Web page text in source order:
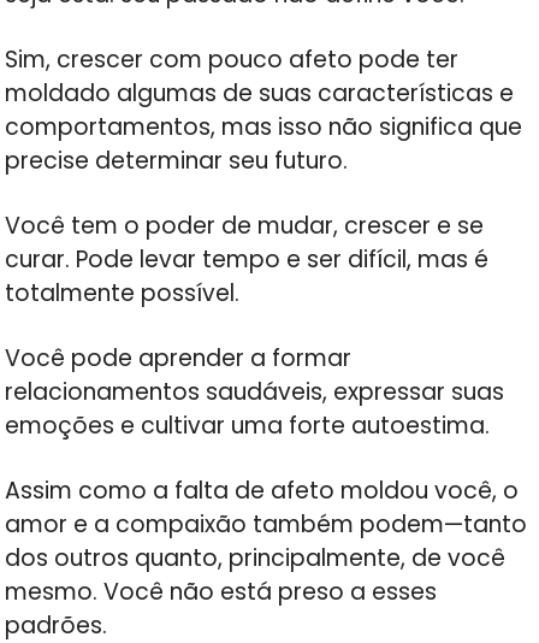
Sim, crescer com pouco afeto pode ter
moldado algumas de suas características e
comportamentos, mas isso não significa que
precise determinar seu futuro.
Você tem o poder de mudar, crescer e se
curar. Pode levar tempo e ser difícil, mas é
totalmente possível.
Você pode aprender a formar
relacionamentos saudáveis, expressar suas
emoções e cultivar uma forte autoestima.
Assim como a falta de afeto moldou você, o
amor e a compaixão também podem—tanto
dos outros quanto, principalmente, de você
mesmo. Você não está preso a esses
padrões.